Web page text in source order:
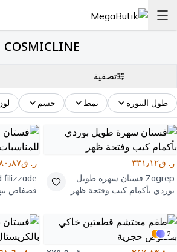
COSMICLINE
تصفية
طول التنورة نمط جسم
ر. ق٣٣١٫١٢
Zagrep فستان سهرة طويل
بوردي بأكمام كيب وفتحة ظهر
ر. ق٨٠٫٨٧
filizzade
فضفاض
2